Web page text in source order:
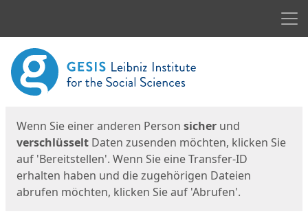
Start
Wenn Sie einer anderen Person sicher und
verschlüsselt Daten zusenden möchten, klicken Sie
auf 'Bereitstellen'. Wenn Sie eine Transfer-ID
erhalten haben und die zugehörigen Dateien
abrufen möchten, klicken Sie auf 'Abrufen'.